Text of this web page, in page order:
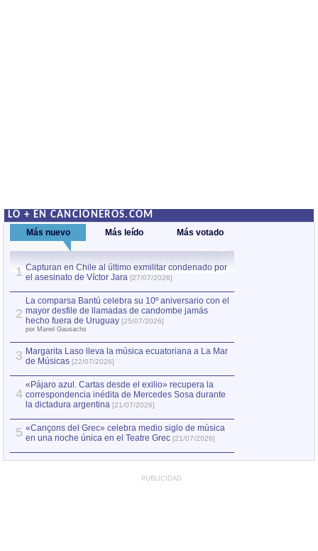
LO + EN CANCIONEROS.COM
Más nuevo Más leído Más votado
1 Capturan en Chile al último exmilitar condenado por
el asesinato de Víctor Jara [27/07/2026]
2
La comparsa Bantú celebra su 10º aniversario con el
mayor desfile de llamadas de candombe jamás
hecho fuera de Uruguay [25/07/2026]
por Manel Gausachs
3 Margarita Laso lleva la música ecuatoriana a La Mar
de Músicas [22/07/2026]
4
«Pájaro azul. Cartas desde el exilio» recupera la
correspondencia inédita de Mercedes Sosa durante
la dictadura argentina [21/07/2026]
5 «Cançons del Grec» celebra medio siglo de música
en una noche única en el Teatre Grec [21/07/2026]
PUBLICIDAD